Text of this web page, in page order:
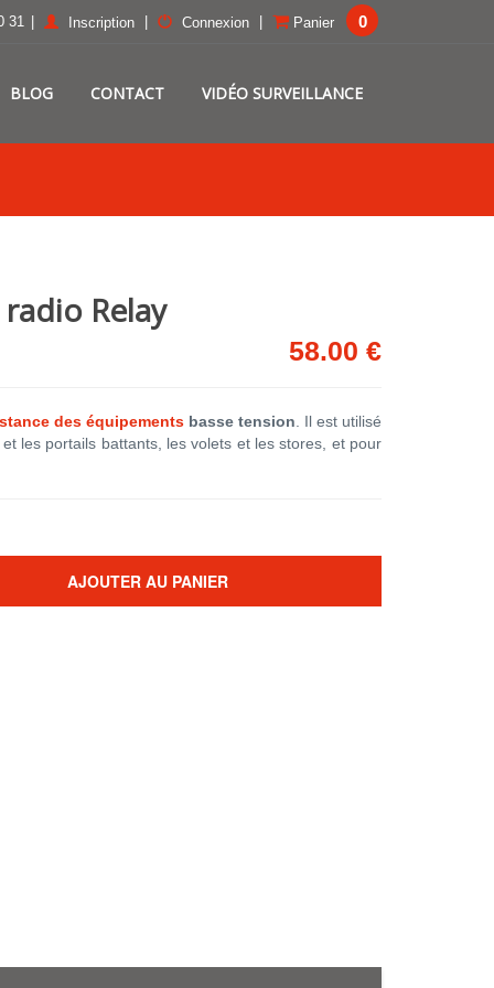
31 Inscription Connexion Panier 0
BLOG CONTACT VIDÉO SURVEILLANCE
Relay
58.00 €
des équipementsbasse tension . Il est utilisé
les portails battants, les volets et les stores, et pour